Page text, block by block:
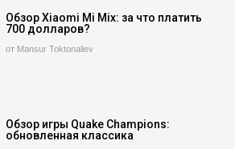
Обзор Xiaomi Mi Mix: за что платить
700 долларов?
от Mansur Toktonaliev
Обзор игры Quake Champions:
обновленная классика